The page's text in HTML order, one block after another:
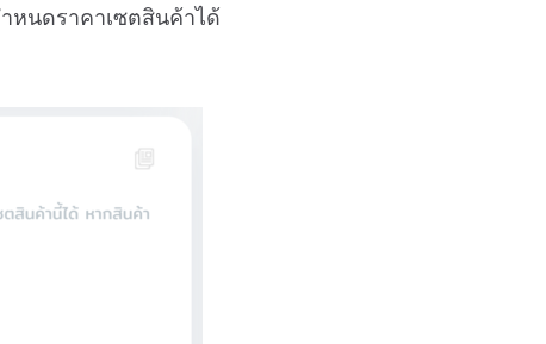
หนดราคาเซตสินค้าได้